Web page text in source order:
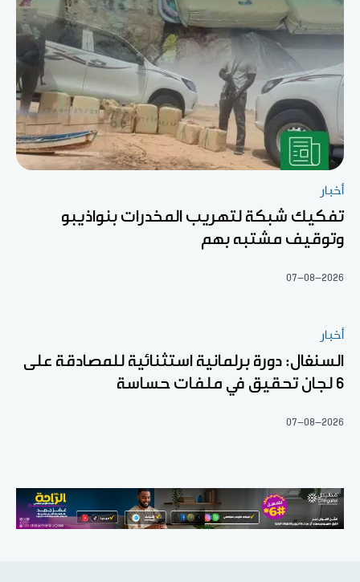
أخبار
تفكيك شبكة لتهريب المخدرات بنواذيبو
وتوقيف مشتبه بهم
07-08-2026
أخبار
السنغال: دورة برلمانية استثنائية للمصادقة على
6 لجان تحقيق في ملفات حساسة
07-08-2026